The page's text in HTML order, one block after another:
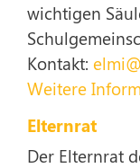
wichtigen
Kontakt:
Weitere
Elternrat
Der Elternrat